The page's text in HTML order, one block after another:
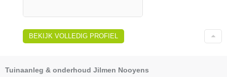
BEKIJK VOLLEDIG PROFIEL
Tuinaanleg & onderhoud Jilmen Nooyens